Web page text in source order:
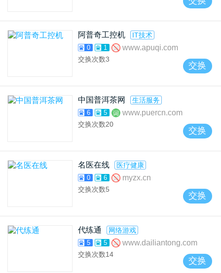
阿普奇工控机 IT技术
0 1 www.apuqi.com
交换次数3
交换
中国普洱茶网 生活服务
6 5 www.puercn.com
交换次数20
交换
名医在线 医疗健康
0 6 myzx.cn
交换次数5
交换
代练通 网络游戏
5 5 www.dailiantong.com
交换次数14
交换